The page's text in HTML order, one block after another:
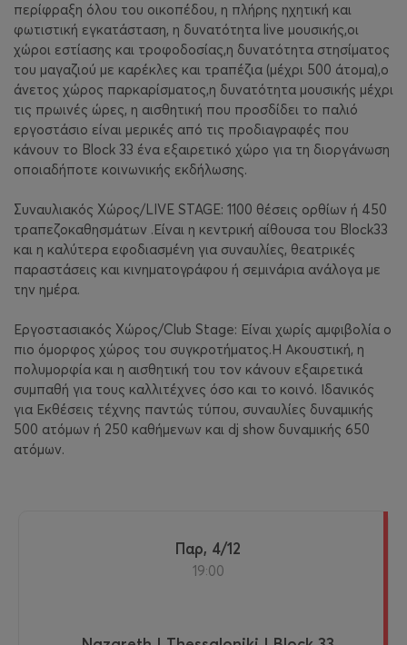
περίφραξη όλου του οικοπέδου, η πλήρης ηχητική και
φωτιστική εγκατάσταση, η δυνατότητα live μουσικής,οι
χώροι εστίασης και τροφοδοσίας,η δυνατότητα στησίματος
του μαγαζιού με καρέκλες και τραπέζια (μέχρι 500 άτομα),ο
άνετος χώρος παρκαρίσματος,η δυνατότητα μουσικής μέχρι
τις πρωινές ώρες, η αισθητική που προσδίδει το παλιό
εργοστάσιο είναι μερικές από τις προδιαγραφές που
κάνουν το Block 33 ένα εξαιρετικό χώρο για τη διοργάνωση
οποιαδήποτε κοινωνικής εκδήλωσης.
Συναυλιακός Χώρος/LIVE STAGE: 1100 θέσεις ορθίων ή 450
τραπεζοκαθησμάτων .Είναι η κεντρική αίθουσα του Block33
και η καλύτερα εφοδιασμένη για συναυλίες, θεατρικές
παραστάσεις και κινηματογράφου ή σεμινάρια ανάλογα με
την ημέρα.
Εργοστασιακός Χώρος/Club Stage: Είναι χωρίς αμφιβολία ο
πιο όμορφος χώρος του συγκροτήματος.Η Ακουστική, η
πολυμορφία και η αισθητική του τον κάνουν εξαιρετικά
συμπαθή για τους καλλιτέχνες όσο και το κοινό. Ιδανικός
για Εκθέσεις τέχνης παντώς τύπου, συναυλίες δυναμικής
500 ατόμων ή 250 καθήμενων και dj show δυναμικής 650
ατόμων.
Παρ, 4/12
19:00